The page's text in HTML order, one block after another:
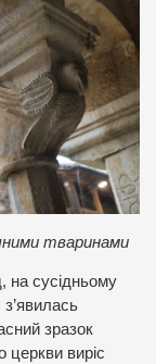
тваринами
на сусідньому
з’явилась
зразок
церкви виріс